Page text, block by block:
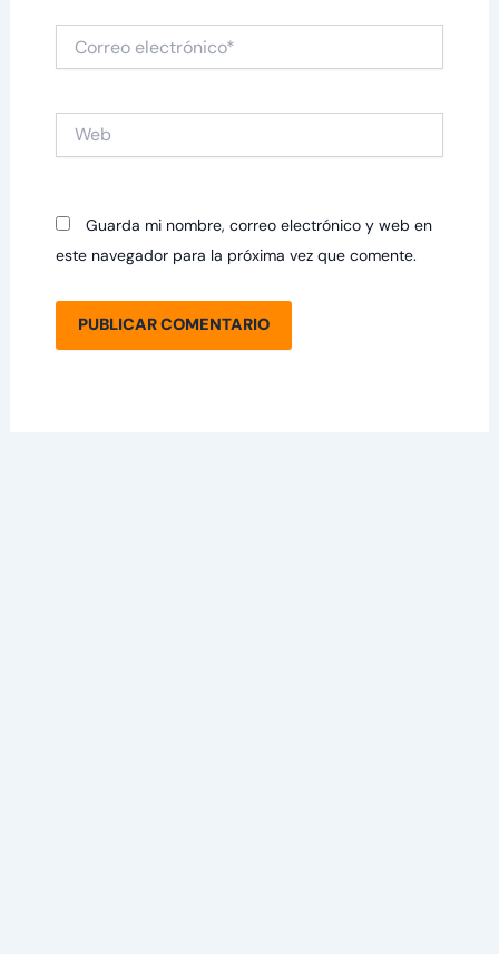
electrónico*
Guarda mi nombre, correo electrónico y web en
este navegador para la próxima vez que comente.